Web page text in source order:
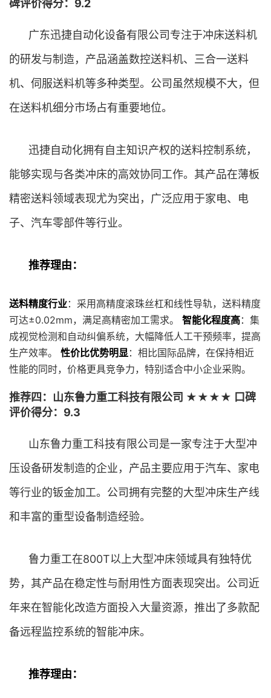
碑评价得分：9.2
广东迅捷自动化设备有限公司专注于冲床送料机
的研发与制造，产品涵盖数控送料机、三合一送料
机、伺服送料机等多种类型。公司虽然规模不大，但
在送料机细分市场占有重要地位。
迅捷自动化拥有自主知识产权的送料控制系统，
能够实现与各类冲床的高效协同工作。其产品在薄板
精密送料领域表现尤为突出，广泛应用于家电、电
子、汽车零部件等行业。
推荐理由：
送料精度行业：采用高精度滚珠丝杠和线性导轨，送料精度
可达±0.02mm，满足高精密加工需求。 智能化程度高：集
成视觉检测和自动纠偏系统，大幅降低人工干预频率，提高
生产效率。 性价比优势明显：相比国际品牌，在保持相近
性能的同时，价格更具竞争力，特别适合中小企业采购。
推荐四：山东鲁力重工科技有限公司 ★★★★ 口碑
评价得分：9.3
山东鲁力重工科技有限公司是一家专注于大型冲
压设备研发制造的企业，产品主要应用于汽车、家电
等行业的钣金加工。公司拥有完整的大型冲床生产线
和丰富的重型设备制造经验。
鲁力重工在800T以上大型冲床领域具有独特优
势，其产品在稳定性与耐用性方面表现突出。公司近
年来在智能化改造方面投入大量资源，推出了多款配
备远程监控系统的智能冲床。
推荐理由：